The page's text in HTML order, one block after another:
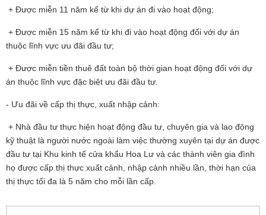
+ Được miễn 11 năm kể từ khi dự án đi vào hoạt động;
+ Được miễn 15 năm kể từ khi đi vào hoạt động đối với dự án
thuộc lĩnh vực ưu đãi đầu tư;
+ Được miễn tiền thuê đất toàn bộ thời gian hoạt động đối với dự
án thuộc lĩnh vực đặc biệt ưu đãi đầu tư.
- Ưu đãi về cấp thị thực, xuất nhập cảnh:
+ Nhà đầu tư thực hiện hoạt động đầu tư, chuyên gia và lao động
kỹ thuật là người nước ngoài làm việc thường xuyên tại dự án được
đầu tư tại Khu kinh tế cửa khẩu Hoa Lư và các thành viên gia đình
họ được cấp thị thực xuất cảnh, nhập cảnh nhiều lần, thời hạn của
thị thực tối đa là 5 năm cho mỗi lần cấp.